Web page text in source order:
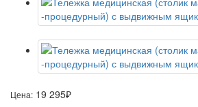
Цена: 19 295₽